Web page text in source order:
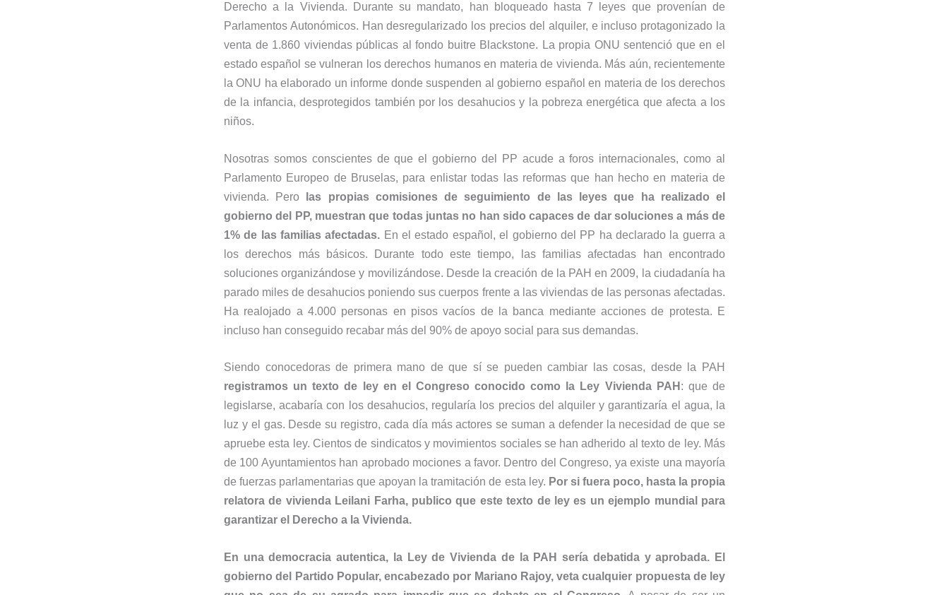
Derecho a la Vivienda. Durante su mandato, han bloqueado hasta 7 leyes que provenían de
Parlamentos Autonómicos. Han desregularizado los precios del alquiler, e incluso protagonizado la
venta de 1.860 viviendas públicas al fondo buitre Blackstone. La propia ONU sentenció que en el
estado español se vulneran los derechos humanos en materia de vivienda. Más aún, recientemente
la ONU ha elaborado un informe donde suspenden al gobierno español en materia de los derechos
de la infancia, desprotegidos también por los desahucios y la pobreza energética que afecta a los
niños.
Nosotras somos conscientes de que el gobierno del PP acude a foros internacionales, como al
Parlamento Europeo de Bruselas, para enlistar todas las reformas que han hecho en materia de
vivienda. Pero
las propias comisiones de seguimiento de las leyes que ha realizado el
gobierno del PP, muestran que todas juntas no han sido capaces de dar soluciones a más de
1% de las familias afectadas. En el estado español, el gobierno del PP ha declarado la guerra a
los derechos más básicos. Durante todo este tiempo, las familias afectadas han encontrado
soluciones organizándose y movilizándose. Desde la creación de la PAH en 2009, la ciudadanía ha
parado miles de desahucios poniendo sus cuerpos frente a las viviendas de las personas afectadas.
Ha realojado a 4.000 personas en pisos vacíos de la banca mediante acciones de protesta. E
incluso han conseguido recabar más del 90% de apoyo social para sus demandas.
Siendo conocedoras de primera mano de que sí se pueden cambiar las cosas, desde la PAH
registramos un texto de ley en el Congreso conocido como la Ley Vivienda PAH : que de
legislarse, acabaría con los desahucios, regularía los precios del alquiler y garantizaría el agua, la
luz y el gas. Desde su registro, cada día más actores se suman a defender la necesidad de que se
apruebe esta ley. Cientos de sindicatos y movimientos sociales se han adherido al texto de ley. Más
de 100 Ayuntamientos han aprobado mociones a favor. Dentro del Congreso, ya existe una mayoría
de fuerzas parlamentarias que apoyan la tramitación de esta ley. Por si fuera poco, hasta la propia
relatora de vivienda Leilani Farha, publico que este texto de ley es un ejemplo mundial para
garantizar el Derecho a la Vivienda.
En una democracia autentica, la Ley de Vivienda de la PAH sería debatida y aprobada. El
gobierno del Partido Popular, encabezado por Mariano Rajoy, veta cualquier propuesta de ley